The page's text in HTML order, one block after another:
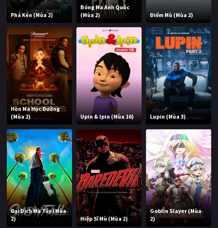
Phá Kén (Mùa 2)
Bóng Ma Anh Quốc
(Mùa 2)
Điểm Mù (Mùa 2)
Hồn Ma Học Đường
(Mùa 2)
Upin & Ipin (Mùa 16) Lupin (Mùa 3)
Đại Dịch Ma Túy (Mùa
2)
Hiệp Sĩ Mù (Mùa 2)
Goblin Slayer (Mùa
2)